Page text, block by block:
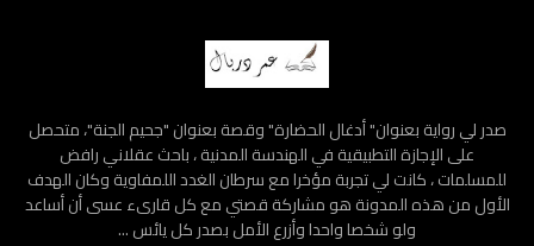
صدر لي رواية بعنوان" أدغال الحضارة" وقصة بعنوان "جحيم الجنة"، متحصل
على الإجازة التطبيقية في الهندسة المدنية ، باحث عقلاني رافض
للمسلمات ، كانت لي تجربة مؤخرا مع سرطان الغدد اللمفاوية وكان الهدف
الأول من هذه المدونة هو مشاركة قصتي مع كل قارىء عسى أن أساعد
ولو شخصا واحدا وأزرع الأمل بصدر كل يائس ...